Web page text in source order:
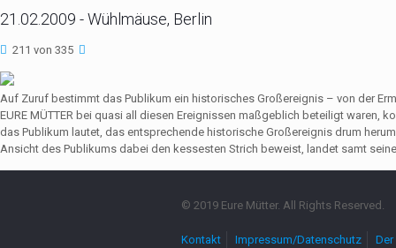
21.02.2009 - Wühlmäuse, Berlin
211 von 335
Auf Zuruf bestimmt das Publikum ein historisches Großereignis – von der
EURE MÜTTER bei quasi all diesen Ereignissen maßgeblich beteiligt waren,
das Publikum lautet, das entsprechende historische Großereignis drum
Ansicht des Publikums dabei den kessesten Strich beweist, landet samt
© 2019 Eure Mütter. All Rights Reserved.
Kontakt Impressum/Datenschutz